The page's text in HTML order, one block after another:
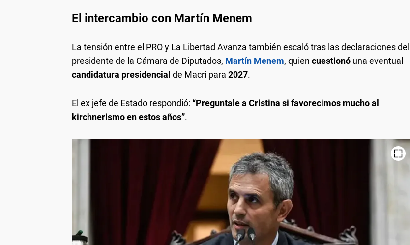
El intercambio con Martín Menem
La tensión entre el PRO y La Libertad Avanza también escaló tras las declaraciones del
presidente de la Cámara de Diputados, Martín Menem, quien cuestionó una eventual
candidatura presidencial de Macri para 2027.
El ex jefe de Estado respondió: “Preguntale a Cristina si favorecimos mucho al
kirchnerismo en estos años”.